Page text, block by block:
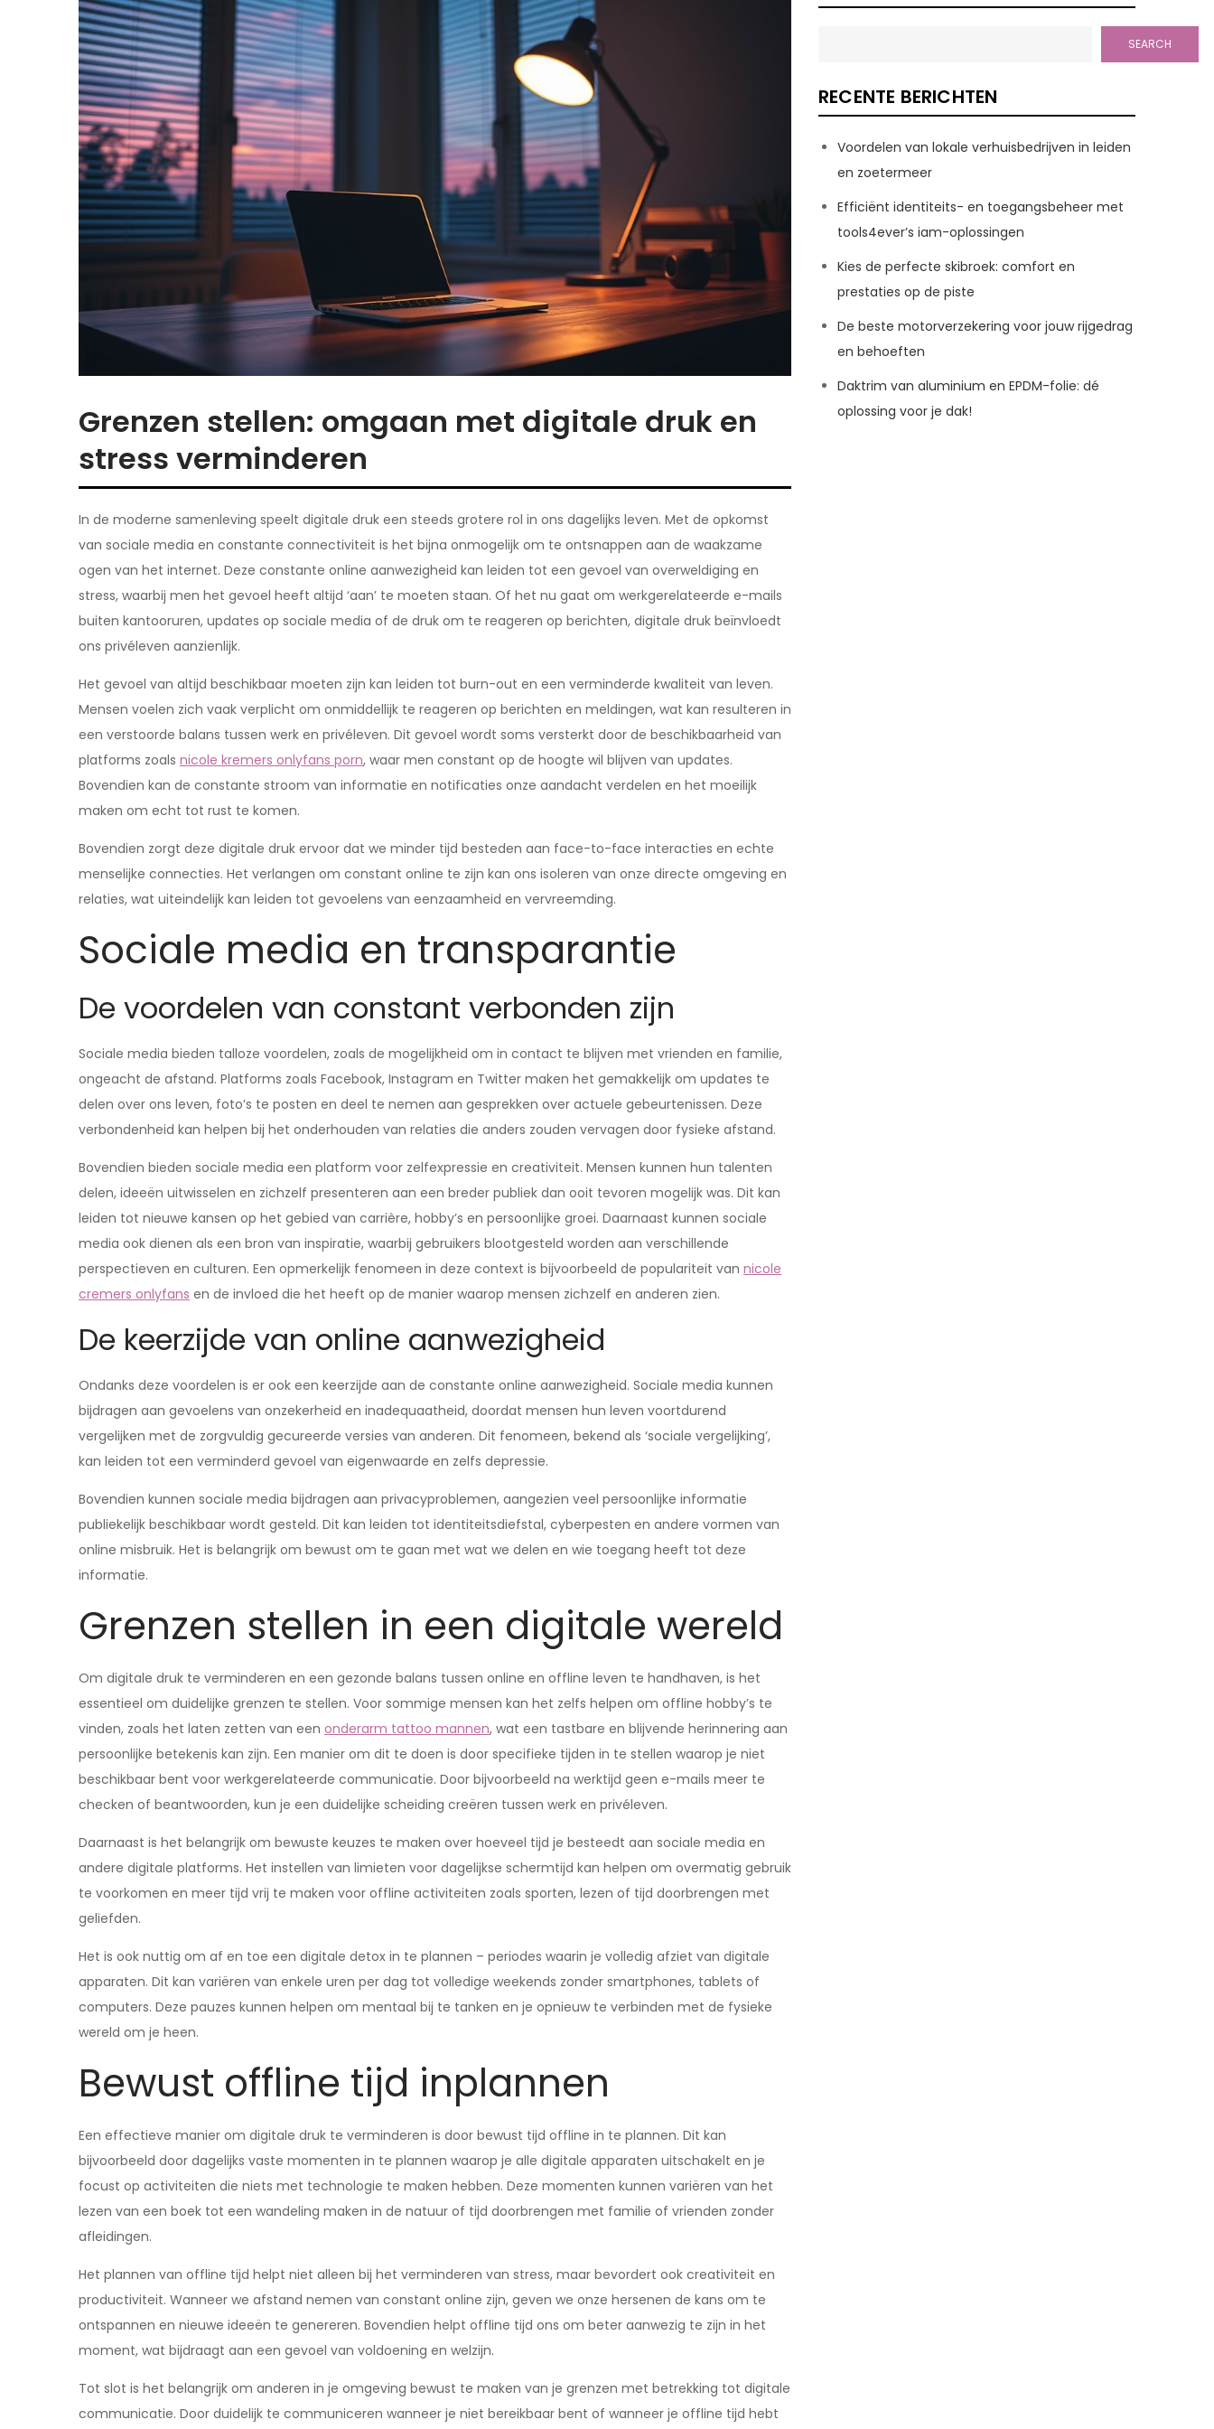
Grenzen stellen: omgaan met digitale druk en
stress verminderen
In de moderne samenleving speelt digitale druk een steeds grotere rol in ons dagelijks leven. Met de opkomst
van sociale media en constante connectiviteit is het bijna onmogelijk om te ontsnappen aan de waakzame
ogen van het internet. Deze constante online aanwezigheid kan leiden tot een gevoel van overweldiging en
stress, waarbij men het gevoel heeft altijd ‘aan’ te moeten staan. Of het nu gaat om werkgerelateerde e-mails
buiten kantooruren, updates op sociale media of de druk om te reageren op berichten, digitale druk beïnvloedt
ons privéleven aanzienlijk.
Het gevoel van altijd beschikbaar moeten zijn kan leiden tot burn-out en een verminderde kwaliteit van leven.
Mensen voelen zich vaak verplicht om onmiddellijk te reageren op berichten en meldingen, wat kan resulteren in
een verstoorde balans tussen werk en privéleven. Dit gevoel wordt soms versterkt door de beschikbaarheid van
platforms zoals nicole kremers onlyfans porn, waar men constant op de hoogte wil blijven van updates.
Bovendien kan de constante stroom van informatie en notificaties onze aandacht verdelen en het moeilijk
maken om echt tot rust te komen.
Bovendien zorgt deze digitale druk ervoor dat we minder tijd besteden aan face-to-face interacties en echte
menselijke connecties. Het verlangen om constant online te zijn kan ons isoleren van onze directe omgeving en
relaties, wat uiteindelijk kan leiden tot gevoelens van eenzaamheid en vervreemding.
Sociale media en transparantie
De voordelen van constant verbonden zijn
Sociale media bieden talloze voordelen, zoals de mogelijkheid om in contact te blijven met vrienden en familie,
ongeacht de afstand. Platforms zoals Facebook, Instagram en Twitter maken het gemakkelijk om updates te
delen over ons leven, foto’s te posten en deel te nemen aan gesprekken over actuele gebeurtenissen. Deze
verbondenheid kan helpen bij het onderhouden van relaties die anders zouden vervagen door fysieke afstand.
Bovendien bieden sociale media een platform voor zelfexpressie en creativiteit. Mensen kunnen hun talenten
delen, ideeën uitwisselen en zichzelf presenteren aan een breder publiek dan ooit tevoren mogelijk was. Dit kan
leiden tot nieuwe kansen op het gebied van carrière, hobby’s en persoonlijke groei. Daarnaast kunnen sociale
media ook dienen als een bron van inspiratie, waarbij gebruikers blootgesteld worden aan verschillende
perspectieven en culturen. Een opmerkelijk fenomeen in deze context is bijvoorbeeld de populariteit van nicole
cremers onlyfans en de invloed die het heeft op de manier waarop mensen zichzelf en anderen zien.
De keerzijde van online aanwezigheid
Ondanks deze voordelen is er ook een keerzijde aan de constante online aanwezigheid. Sociale media kunnen
bijdragen aan gevoelens van onzekerheid en inadequaatheid, doordat mensen hun leven voortdurend
vergelijken met de zorgvuldig gecureerde versies van anderen. Dit fenomeen, bekend als ‘sociale vergelijking’,
kan leiden tot een verminderd gevoel van eigenwaarde en zelfs depressie.
Bovendien kunnen sociale media bijdragen aan privacyproblemen, aangezien veel persoonlijke informatie
publiekelijk beschikbaar wordt gesteld. Dit kan leiden tot identiteitsdiefstal, cyberpesten en andere vormen van
online misbruik. Het is belangrijk om bewust om te gaan met wat we delen en wie toegang heeft tot deze
informatie.
Grenzen stellen in een digitale wereld
Om digitale druk te verminderen en een gezonde balans tussen online en offline leven te handhaven, is het
essentieel om duidelijke grenzen te stellen. Voor sommige mensen kan het zelfs helpen om offline hobby’s te
vinden, zoals het laten zetten van een onderarm tattoo mannen, wat een tastbare en blijvende herinnering aan
persoonlijke betekenis kan zijn. Een manier om dit te doen is door specifieke tijden in te stellen waarop je niet
beschikbaar bent voor werkgerelateerde communicatie. Door bijvoorbeeld na werktijd geen e-mails meer te
checken of beantwoorden, kun je een duidelijke scheiding creëren tussen werk en privéleven.
Daarnaast is het belangrijk om bewuste keuzes te maken over hoeveel tijd je besteedt aan sociale media en
andere digitale platforms. Het instellen van limieten voor dagelijkse schermtijd kan helpen om overmatig gebruik
te voorkomen en meer tijd vrij te maken voor offline activiteiten zoals sporten, lezen of tijd doorbrengen met
geliefden.
Het is ook nuttig om af en toe een digitale detox in te plannen – periodes waarin je volledig afziet van digitale
apparaten. Dit kan variëren van enkele uren per dag tot volledige weekends zonder smartphones, tablets of
computers. Deze pauzes kunnen helpen om mentaal bij te tanken en je opnieuw te verbinden met de fysieke
wereld om je heen.
Bewust offline tijd inplannen
Een effectieve manier om digitale druk te verminderen is door bewust tijd offline in te plannen. Dit kan
bijvoorbeeld door dagelijks vaste momenten in te plannen waarop je alle digitale apparaten uitschakelt en je
focust op activiteiten die niets met technologie te maken hebben. Deze momenten kunnen variëren van het
lezen van een boek tot een wandeling maken in de natuur of tijd doorbrengen met familie of vrienden zonder
afleidingen.
Het plannen van offline tijd helpt niet alleen bij het verminderen van stress, maar bevordert ook creativiteit en
productiviteit. Wanneer we afstand nemen van constant online zijn, geven we onze hersenen de kans om te
ontspannen en nieuwe ideeën te genereren. Bovendien helpt offline tijd ons om beter aanwezig te zijn in het
moment, wat bijdraagt aan een gevoel van voldoening en welzijn.
Tot slot is het belangrijk om anderen in je omgeving bewust te maken van je grenzen met betrekking tot digitale
communicatie. Door duidelijk te communiceren wanneer je niet bereikbaar bent of wanneer je offline tijd hebt
SEARCH
RECENTE BERICHTEN
Voordelen van lokale verhuisbedrijven in leiden
en zoetermeer
Efficiënt identiteits- en toegangsbeheer met
tools4ever’s iam-oplossingen
Kies de perfecte skibroek: comfort en
prestaties op de piste
De beste motorverzekering voor jouw rijgedrag
en behoeften
Daktrim van aluminium en EPDM-folie: dé
oplossing voor je dak!